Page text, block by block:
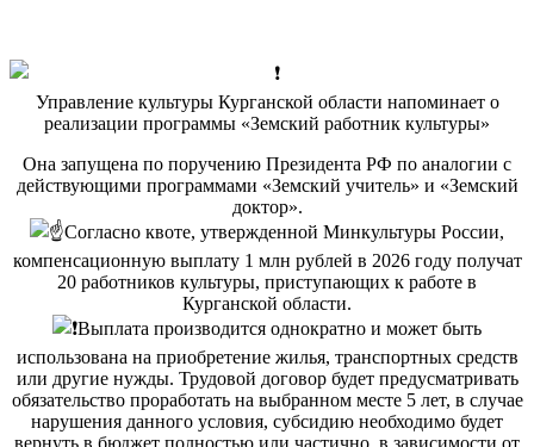
Управление культуры Курганской области напоминает о
реализации программы «Земский работник культуры»
Она запущена по поручению Президента РФ по аналогии с
действующими программами «Земский учитель» и «Земский
доктор».
Согласно квоте, утвержденной Минкультуры России,
компенсационную выплату 1 млн рублей в 2026 году получат
20 работников культуры, приступающих к работе в
Курганской области.
Выплата производится однократно и может быть
использована на приобретение жилья, транспортных средств
или другие нужды. Трудовой договор будет предусматривать
обязательство проработать на выбранном месте 5 лет, в случае
нарушения данного условия, субсидию необходимо будет
вернуть в бюджет полностью или частично, в зависимости от